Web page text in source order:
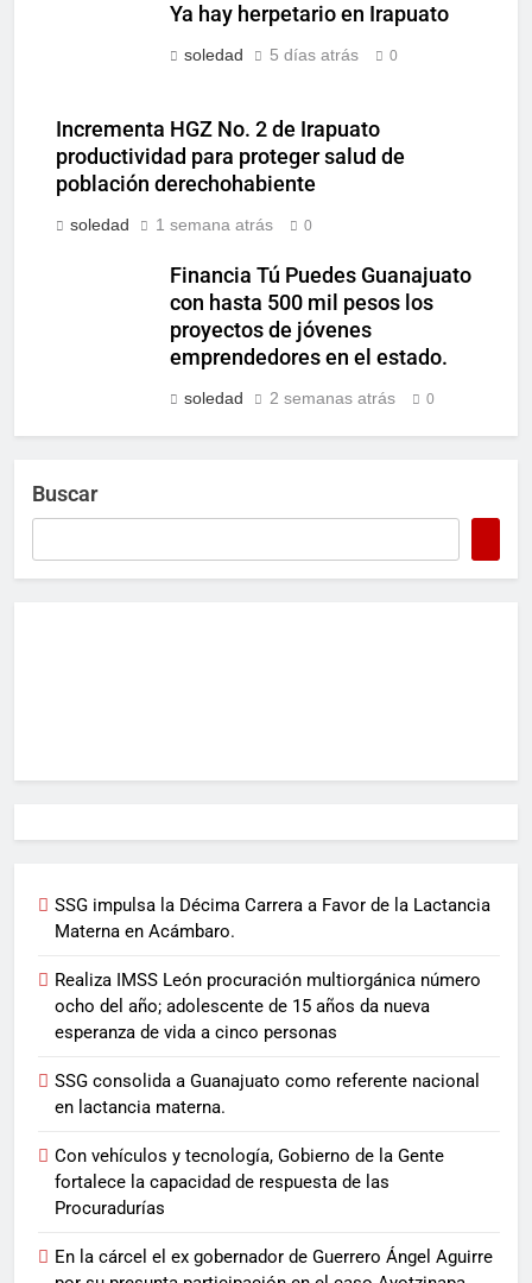
Ya hay herpetario en Irapuato
soledad 5 días atrás 0
Incrementa HGZ No. 2 de Irapuato
productividad para proteger salud de
población derechohabiente
soledad 1 semana atrás 0
Financia Tú Puedes Guanajuato
con hasta 500 mil pesos los
proyectos de jóvenes
emprendedores en el estado.
soledad 2 semanas atrás 0
Buscar
SSG impulsa la Décima Carrera a Favor de la Lactancia
Materna en Acámbaro.
Realiza IMSS León procuración multiorgánica número
ocho del año; adolescente de 15 años da nueva
esperanza de vida a cinco personas
SSG consolida a Guanajuato como referente nacional
en lactancia materna.
Con vehículos y tecnología, Gobierno de la Gente
fortalece la capacidad de respuesta de las
Procuradurías
En la cárcel el ex gobernador de Guerrero Ángel Aguirre